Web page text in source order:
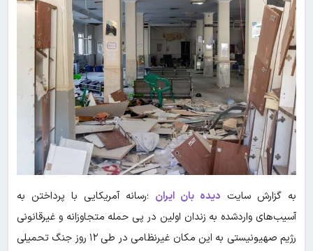
به گزارش سایت دیده بان ایران ؛رسانه آمریکایی با پرداختن به
آسیب‌های واردشده به زندان اولین در پی حمله متجاوزانه و غیرقانونی
رژیم صهیونیستی به این مکان غیرنظامی در طی ۱۲ روز جنگ تحمیلی